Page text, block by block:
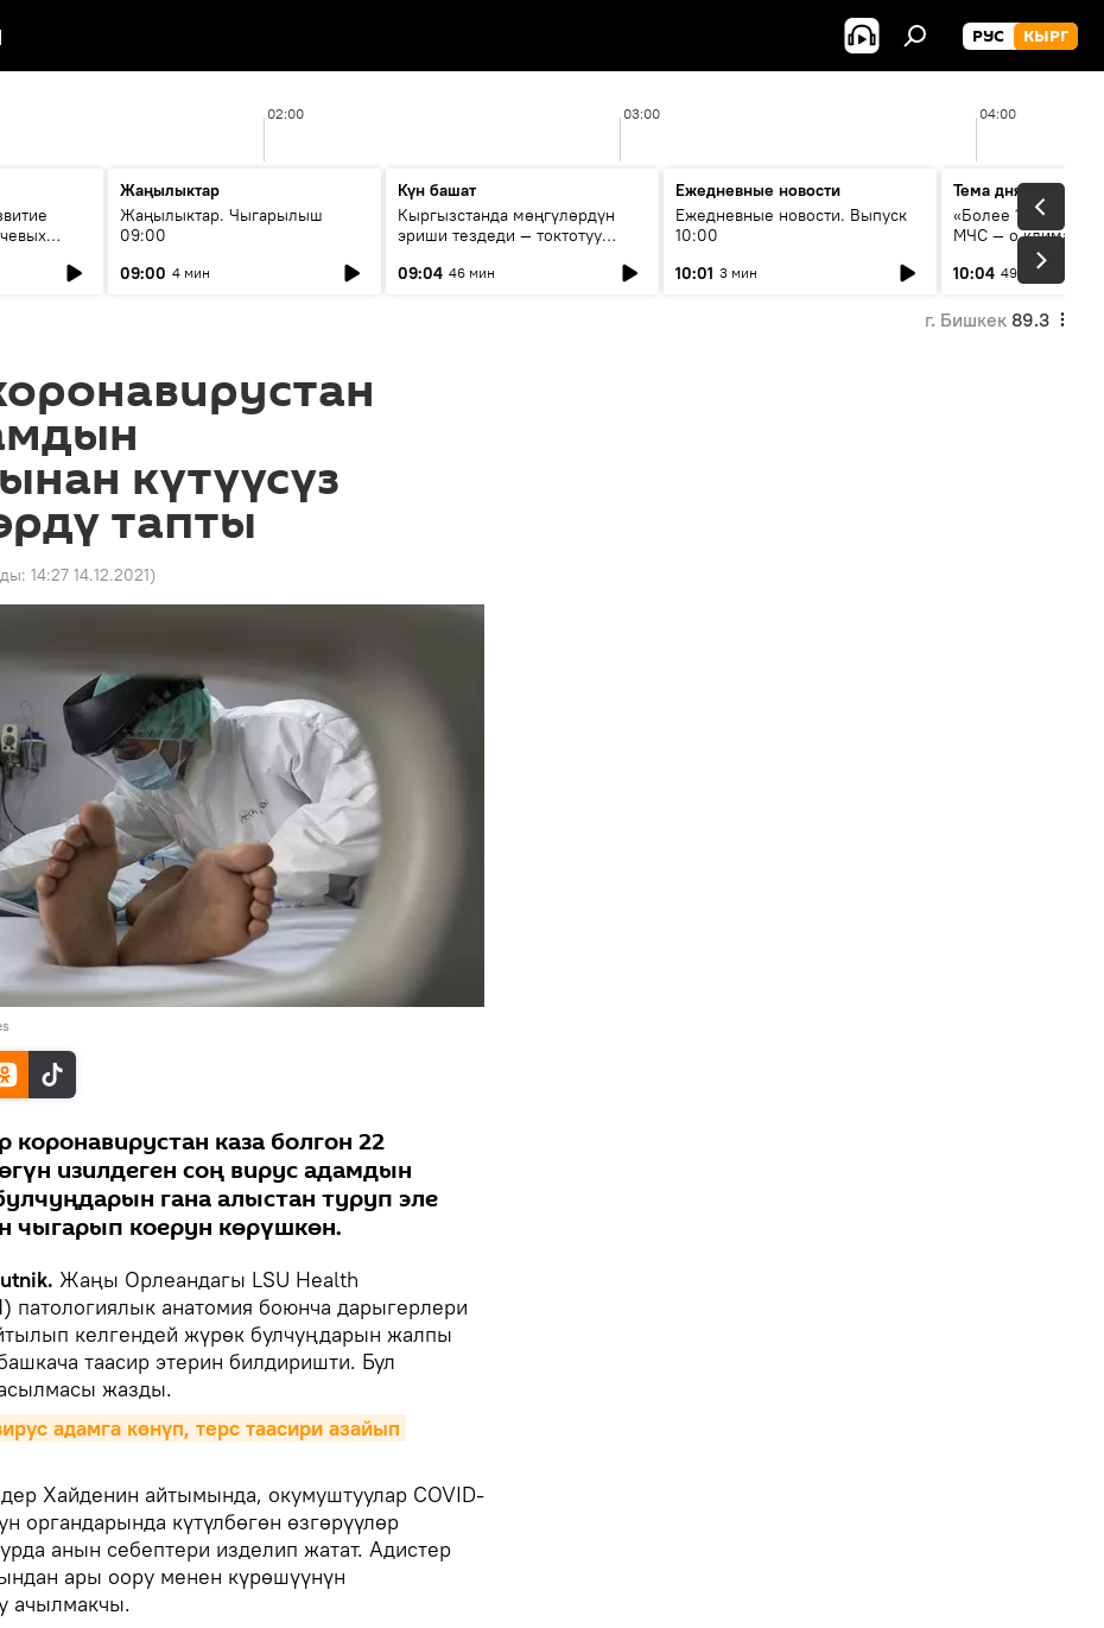
РУС КЫРГ
02:00 03:00 04:00
Жаңылыктар
Жаңылыктар. Чыгарылыш
09:00
09:00 4 мин
Күн башат
Кыргызстанда мөңгүлөрдүн
эриши тездеди — токтотуу
09:04 46 мин
Ежедневные новости
Ежедневные новости. Выпуск
10:00
10:01 3 мин
Тема дня
«Более 1200 сёл в
МЧС — о климате,
системе
населения
10:04 49 мин
г. Бишкек 89.3
күтүүсүз
тапты
14:27 14.12.2021)
каза болгон 22
изилдеген соң вирус адамдын
гана алыстан туруп эле
чыгарып коерун көрүшкөн.
Жаңы Орлеандагы LSU Health
патологиялык анатомия боюнча дарыгерлери
келгендей жүрөк булчуңдарын жалпы
таасир этерин билдиришти. Бул
жазды.
адамга көнүп, терс таасири азайып
Хайденин айтымында, окумуштуулар COVID-
органдарында күтүлбөгөн өзгөрүүлөр
анын себептери изделип жатат. Адистер
ары оору менен күрөшүүнүн
ачылмакчы.